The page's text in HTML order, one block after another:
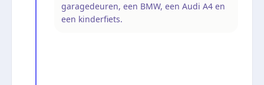
garagedeuren, een BMW, een Audi A4 en
een kinderfiets.